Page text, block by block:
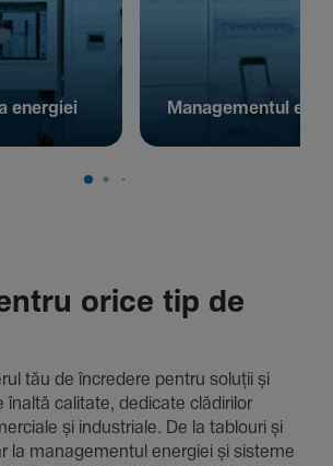
energiei Managementul
orice tip de
tău de încre­dere pentru soluții și
înaltă cali­tate, dedi­cate clădi­rilor
și indus­triale. De la tablouri și
la managementul energiei și sisteme